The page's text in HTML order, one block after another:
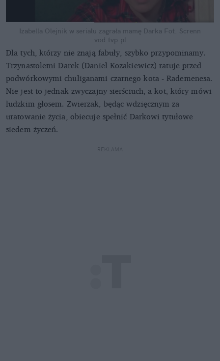
Izabella Olejnik w serialu zagrała mamę Darka Fot. Screnn
vod.tvp.pl
Dla tych, którzy nie znają fabuły, szybko przypominamy.
Trzynastoletni Darek (Daniel Kozakiewicz) ratuje przed
podwórkowymi chuliganami czarnego kota - Rademenesa.
Nie jest to jednak zwyczajny sierściuch, a kot, który mówi
ludzkim głosem. Zwierzak, będąc wdzięcznym za
uratowanie życia, obiecuje spełnić Darkowi tytułowe
siedem życzeń.
REKLAMA